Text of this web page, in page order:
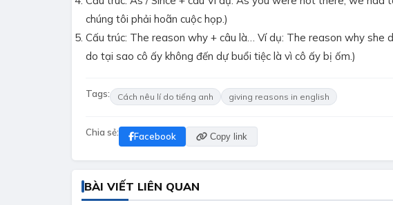
chúng tôi phải hoãn cuộc họp.)
Cấu trúc: The reason why + câu là… Ví dụ: The reason why she
do tại sao cô ấy không đến dự buổi tiệc là vì cô ấy bị ốm.)
Tags: Cách nêu lí do tiếng anh giving reasons in english
Chia sẻ: Facebook Copy link
BÀI VIẾT LIÊN QUAN